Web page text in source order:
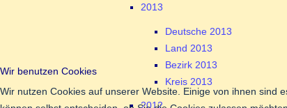
2013
Deutsche 2013
Land 2013
Bezirk 2013
Kreis 2013
2012
Wir benutzen Cookies
Wir nutzen Cookies auf unserer Website. Einige von ihnen sind